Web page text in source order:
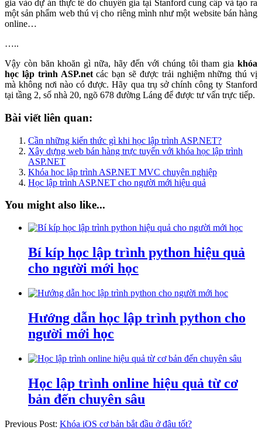
gia vào dự án thực tế do chuyên gia tại Stanford cung cấp và tạo ra
một sản phẩm web thú vị cho riêng mình như một website bán hàng
online…
…..
Vậy còn băn khoăn gì nữa, hãy đến với chúng tôi tham gia khóa
học lập trình ASP.netcác bạn sẽ được trải nghiệm những thú vị
mà không nơi nào có được. Hãy qua trụ sở chính công ty Stanford
tại tầng 2, số nhà 20, ngõ 678 đường Láng để được tư vấn trực tiếp.
Bài viết liên quan:
Cần những kiến thức gì khi học lập trình ASP.NET?
Xây dựng web bán hàng trực tuyến với khóa học lập trình
ASP.NET
Khóa học lập trình ASP.NET MVC chuyên nghiệp
Học lập trình ASP.NET cho người mới hiệu quả
You might also like...
Bí kíp học lập trình python hiệu quả
cho người mới học
Hướng dẫn học lập trình python cho
người mới học
Học lập trình online hiệu quả từ cơ
bản đến chuyên sâu
Previous Post: Khóa iOS cơ bản bắt đầu ở đâu tốt?